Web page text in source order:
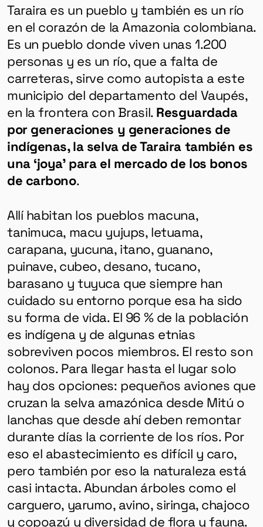
Taraira es un pueblo y también es un río
en el corazón de la Amazonia colombiana.
Es un pueblo donde viven unas 1.200
personas y es un río, que a falta de
carreteras, sirve como autopista a este
municipio del departamento del Vaupés,
en la frontera con Brasil. Resguardada
por generaciones y generaciones de
indígenas, la selva de Taraira también es
una ‘joya’ para el mercado de los bonos
de carbono.
Allí habitan los pueblos macuna,
tanimuca, macu yujups, letuama,
carapana, yucuna, itano, guanano,
puinave, cubeo, desano, tucano,
barasano y tuyuca que siempre han
cuidado su entorno porque esa ha sido
su forma de vida. El 96 % de la población
es indígena y de algunas etnias
sobreviven pocos miembros. El resto son
colonos. Para llegar hasta el lugar solo
hay dos opciones: pequeños aviones que
cruzan la selva amazónica desde Mitú o
lanchas que desde ahí deben remontar
durante días la corriente de los ríos. Por
eso el abastecimiento es difícil y caro,
pero también por eso la naturaleza está
casi intacta. Abundan árboles como el
carguero, yarumo, avino, siringa, chajoco
y copoazú y diversidad de flora y fauna.